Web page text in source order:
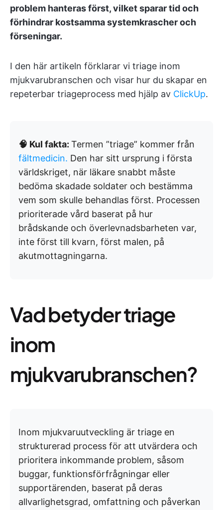
problem hanteras först, vilket sparar tid och
förhindrar kostsamma systemkrascher och
förseningar.
I den här artikeln förklarar vi triage inom
mjukvarubranschen och visar hur du skapar en
repeterbar triageprocess med hjälp av ClickUp.
🧠 Kul fakta: Termen ”triage” kommer från
fältmedicin. Den har sitt ursprung i första
världskriget, när läkare snabbt måste
bedöma skadade soldater och bestämma
vem som skulle behandlas först. Processen
prioriterade vård baserat på hur
brådskande och överlevnadsbarheten var,
inte först till kvarn, först malen, på
akutmottagningarna.
Vad betyder triage
inom
mjukvarubranschen?
Inom mjukvaruutveckling är triage en
strukturerad process för att utvärdera och
prioritera inkommande problem, såsom
buggar, funktionsförfrågningar eller
supportärenden, baserat på deras
allvarlighetsgrad, omfattning och påverkan